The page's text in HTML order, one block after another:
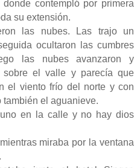
contempló por primera
su extensión.
las nubes. Las trajo un
ocultaron las cumbres
las nubes avanzaron y
sobre el valle y parecía que
el viento frío del norte y con
también el aguanieve.
uno en la calle y no hay dios
miraba por la ventana